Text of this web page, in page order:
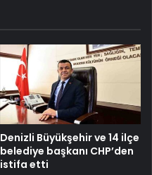
Denizli Büyükşehir ve 14 ilçe
belediye başkanı CHP’den
istifa etti